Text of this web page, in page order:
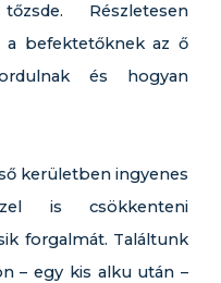
Részletesen
a befektetőknek az ő
és hogyan
kerületben ingyenes
is csökkenteni
forgalmát. Találtunk
– egy kis alku után –